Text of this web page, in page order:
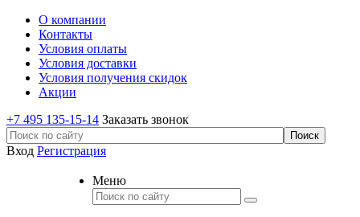
О компании
Контакты
Условия оплаты
Условия доставки
Условия получения скидок
Акции
+7 495 135-15-14 Заказать звонок
Вход Регистрация
Меню